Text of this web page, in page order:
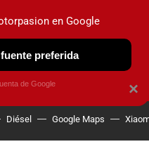
OBSERVATORIO
Diésel Google Maps
×
en Google
preferida
de Google